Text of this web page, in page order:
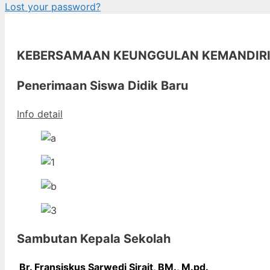
Lost your password?
KEBERSAMAAN KEUNGGULAN
Penerimaan Siswa Didik Baru
Info detail
Sambutan Kepala Sekolah
Br. Fransiskus Sarwedi Sirait, BM., M.pd.